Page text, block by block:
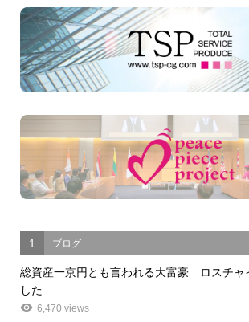
1 ブログ
総資産一京円とも言われる大富豪 ロスチャ
した
6,470 views